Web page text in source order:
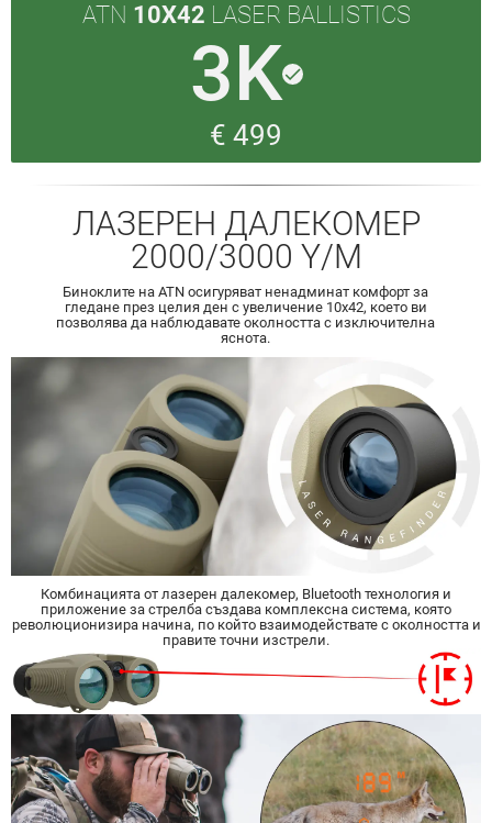
ATN 10X42 LASER BALLISTICS
3Kdone
€ 499
ЛАЗЕРЕН ДАЛЕКОМЕР
2000/3000 Y/M
Биноклите на ATN осигуряват ненадминат комфорт за
гледане през целия ден с увеличение 10x42, което ви
позволява да наблюдавате околността с изключителна
яснота.
Комбинацията от лазерен далекомер, Bluetooth технология и
приложение за стрелба създава комплексна система, която
революционизира начина, по който взаимодействате с околността и
правите точни изстрели.